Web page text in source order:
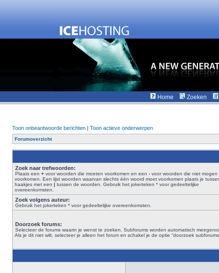
Home Zoeken
Toon onbeantwoorde berichten | Toon actieve onderwerpen
Forumoverzicht
Zoek naar trefwoorden:
Plaats een + voor woorden die moeten voorkomen en een - voor woorden die niet mogen
voorkomen. Een lijst woorden waarvan slechts één woord moet voorkomen plaats je
haakjes met een | tussen de woorden. Gebruik het jokerteken * voor gedeeltelijke
overeenkomsten.
Zoek volgens auteur:
Gebruik het jokerteken * voor gedeeltelijke overeenkomsten.
Doorzoek forums:
Selecteer de forums waarin je wenst te zoeken. Subforums worden automatisch
Als je dit niet wilt, selecteer je alleen het forum en schakel je de optie “doorzoek